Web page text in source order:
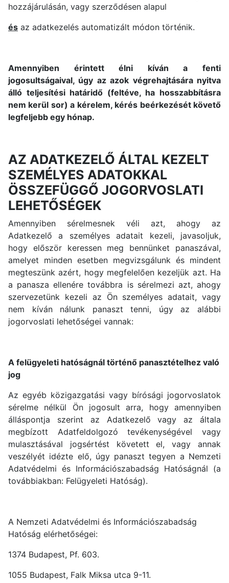
hozzájárulásán, vagy szerződésen alapul
és az adatkezelés automatizált módon történik.
Amennyiben érintett élni kíván a fenti
jogosultságaival, úgy az azok végrehajtására nyitva
álló teljesítési határidő (feltéve, ha hosszabbításra
nem kerül sor) a kérelem, kérés beérkezését követő
legfeljebb egy hónap.
AZ ADATKEZELŐ ÁLTAL KEZELT
SZEMÉLYES ADATOKKAL
ÖSSZEFÜGGŐ JOGORVOSLATI
LEHETŐSÉGEK
Amennyiben sérelmesnek véli azt, ahogy az
Adatkezelő a személyes adatait kezeli, javasoljuk,
hogy először keressen meg bennünket panaszával,
amelyet minden esetben megvizsgálunk és mindent
megteszünk azért, hogy megfelelően kezeljük azt. Ha
a panasza ellenére továbbra is sérelmezi azt, ahogy
szervezetünk kezeli az Ön személyes adatait, vagy
nem kíván nálunk panaszt tenni, úgy az alábbi
jogorvoslati lehetőségei vannak:
A felügyeleti hatóságnál történő panasztételhez való
jog
Az egyéb közigazgatási vagy bírósági jogorvoslatok
sérelme nélkül Ön jogosult arra, hogy amennyiben
álláspontja szerint az Adatkezelő vagy az általa
megbízott Adatfeldolgozó tevékenységével vagy
mulasztásával jogsértést követett el, vagy annak
veszélyét idézte elő, úgy panaszt tegyen a Nemzeti
Adatvédelmi és Információszabadság Hatóságnál (a
továbbiakban: Felügyeleti Hatóság).
A Nemzeti Adatvédelmi és Információszabadság
Hatóság elérhetőségei:
1374 Budapest, Pf. 603.
1055 Budapest, Falk Miksa utca 9-11.